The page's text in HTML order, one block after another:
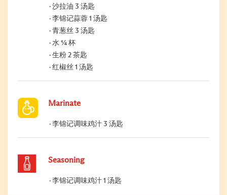
沙拉油 3 汤匙
李锦记蒜蓉 1 汤匙
青葱丝 3 汤匙
水 ¼ 杯
生粉 2 茶匙
红椒丝 1 汤匙
Marinate
李锦记调味鸡汁 3 汤匙
Seasoning
李锦记调味鸡汁 1 汤匙